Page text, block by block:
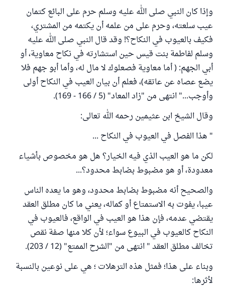
وإذا كان النبي صلى الله عليه وسلم حرم على البائع كتمان
عيب سلعته، وحرم على من علمه أن يكتمه من المشتري،
فكيف بالعيوب في النكاح؟! وقد قال النبي صلى الله عليه
وسلم لفاطمة بنت قيس حين استشارته في نكاح معاوية، أو
أبي الجهم: ( أما معاوية فصعلوك لا مال له، وأما أبو جهم فلا
يضع عصاه عن عاتقه)، فعلم أن بيان العيب في النكاح أولى
وأوجب..." انتهى من "زاد المعاد" (5 / 166 - 169).
وقال الشيخ ابن عثيمين رحمه الله تعالى:
" هذا الفصل في العيوب في النكاح ...
لكن ما هو العيب الذي فيه الخيار؟ هل هو مخصوص بأشياء
معدودة، أو هو مضبوط بضابط محدود؟...
والصحيح أنه مضبوط بضابط محدود، وهو ما يعده الناس
عيبا، يفوت به الاستمتاع أو كماله، يعني ما كان مطلق العقد
يقتضي عدمه، فإن هذا هو العيب في الواقع، فالعيوب في
النكاح كالعيوب في البيوع سواء؛ لأن كلا منها صفة نقص
تخالف مطلق العقد " انتهى من "الشرح الممتع" (12 / 203).
وبناء على هذا؛ فمثل هذه الترهلات ؛ هي على نوعين بالنسبة
لأثرها: